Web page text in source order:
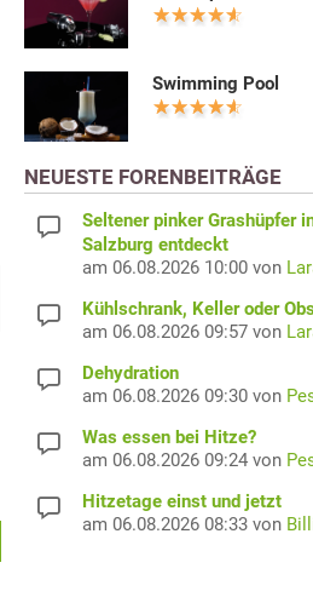
Swimming Pool
NEUESTE FORENBEITRÄGE
Seltener pinker Grashüpfer
Salzburg entdeckt
am 06.08.2026 10:00 von
Kühlschrank, Keller oder
am 06.08.2026 09:57 von
Dehydration
am 06.08.2026 09:30 von
Was essen bei Hitze?
am 06.08.2026 09:24 von
Hitzetage einst und jetzt
am 06.08.2026 08:33 von